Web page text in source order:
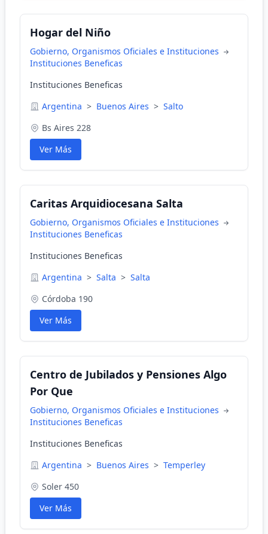
Hogar del Niño
Gobierno, Organismos Oficiales e Instituciones
Instituciones Beneficas
Instituciones Beneficas
Argentina > Buenos Aires > Salto
Bs Aires 228
Ver Más
Caritas Arquidiocesana Salta
Gobierno, Organismos Oficiales e Instituciones
Instituciones Beneficas
Instituciones Beneficas
Argentina > Salta > Salta
Córdoba 190
Ver Más
Centro de Jubilados y Pensiones Algo
Por Que
Gobierno, Organismos Oficiales e Instituciones
Instituciones Beneficas
Instituciones Beneficas
Argentina > Buenos Aires > Temperley
Soler 450
Ver Más